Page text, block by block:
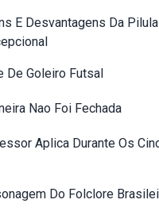
E Desvantagens Da Pilula
De Goleiro Futsal
Nao Foi Fechada
Aplica Durante Os
Do Folclore